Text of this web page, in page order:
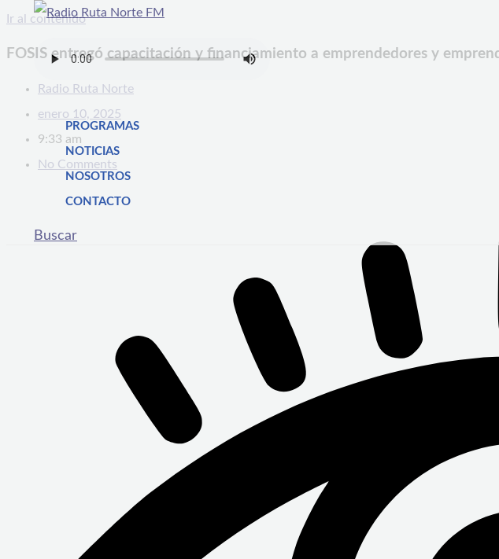
Ir al contenido
PROGRAMAS
NOTICIAS
NOSOTROS
CONTACTO
Buscar
FOSIS entregó capacitación y financiamiento a emprendedores y
Radio Ruta Norte
enero 10, 2025
9:33 am
No Comments